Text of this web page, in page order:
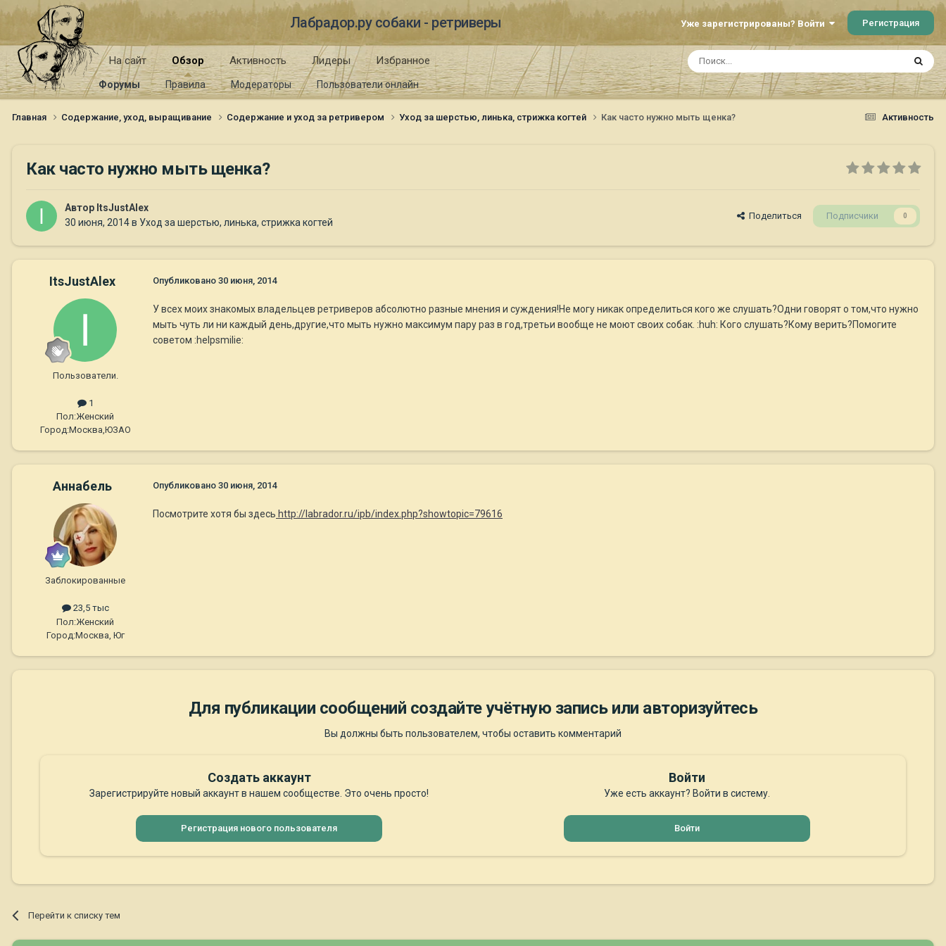
Лабрадор.ру собаки - ретриверы Уже зарегистрированы? Войти Регистрация
На сайт Обзор
Форумы Правила Модераторы Пользователи онлайн
Активность Лидеры Избранное
Активность
Главная Содержание, уход, выращивание Содержание и уход за ретривером Уход за шерстью, линька, стрижка когтей Как часто нужно мыть щенка?
Как часто нужно мыть щенка?
Автор ItsJustAlex
30 июня, 2014в Уход за шерстью, линька, стрижка когтей
Поделиться Подписчики 0
ItsJustAlex
Пользователи.
1
Пол:Женский
Город:Москва,ЮЗАО
Опубликовано 30 июня, 2014
У всех моих знакомых владельцев ретриверов абсолютно разные мнения и суждения!Не могу никак определиться кого же слушать?Одни говорят о том,что нужно
мыть чуть ли ни каждый день,другие,что мыть нужно максимум пару раз в год,третьи вообще не моют своих собак. :huh: Кого слушать?Кому верить?Помогите
советом :helpsmilie:
Aннaбель
Заблокированные
23,5 тыс
Пол:Женский
Город:Москва, Юг
Опубликовано 30 июня, 2014
Посмотрите хотя бы здесь http://labrador.ru/ipb/index.php?showtopic=79616
Для публикации сообщений создайте учётную запись или авторизуйтесь
Вы должны быть пользователем, чтобы оставить комментарий
Создать аккаунт
Зарегистрируйте новый аккаунт в нашем сообществе. Это очень просто!
Регистрация нового пользователя
Войти
Уже есть аккаунт? Войти в систему.
Войти
Перейти к списку тем